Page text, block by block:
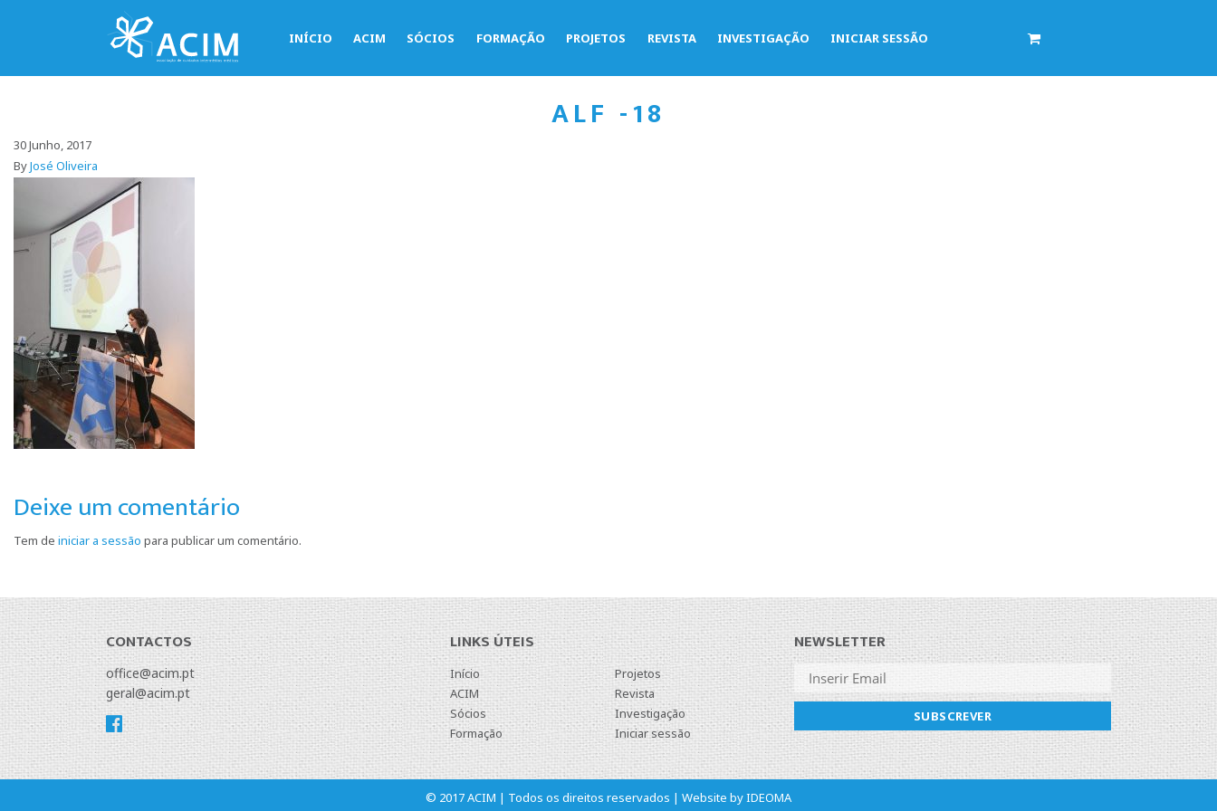
INÍCIO ACIM SÓCIOS FORMAÇÃO PROJETOS REVISTA INVESTIGAÇÃO INICIAR SESSÃO
ALF -18
30 Junho, 2017
ByJosé Oliveira
Deixe um comentário
Tem de iniciar a sessão para publicar um comentário.
CONTACTOS
office@acim.pt
geral@acim.pt
LINKS ÚTEIS
Início
ACIM
Sócios
Formação
Projetos
Revista
Investigação
Iniciar sessão
NEWSLETTER
© 2017 ACIM | Todos os direitos reservados | Website byIDEOMA